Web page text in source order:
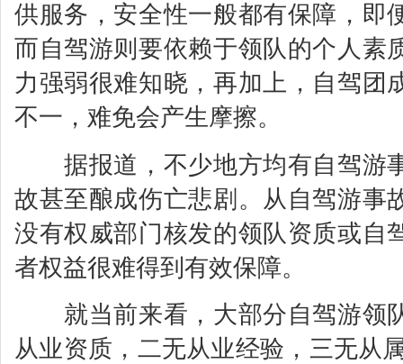
供服务，安全性一般都有保障，即
而自驾游则要依赖于领队的个人素
力强弱很难知晓，再加上，自驾团
不一，难免会产生摩擦。
据报道，不少地方均有自驾游
故甚至酿成伤亡悲剧。从自驾游事
没有权威部门核发的领队资质或自
者权益很难得到有效保障。
就当前来看，大部分自驾游领
从业资质，二无从业经验，三无从